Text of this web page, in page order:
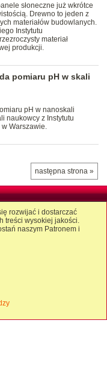
słoneczne już wkrótce
Drewno to jeden z
materiałów budowlanych.
Instytutu
materiał
produkcji.
pomiaru pH w skali
pH w nanoskali
naukowcy z Instytutu
Warszawie.
następna strona »
rozwijać i dostarczać
treści wysokiej jakości.
naszym Patronem i